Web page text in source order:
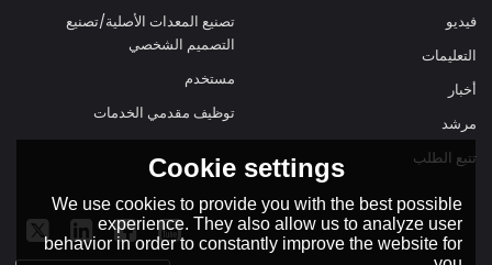
فيديو
التعليمات
أخبار
مرشد
تتبع الطلب
تصنيع المعدات الأصلية/تصنيع
التصميم الشخصي
مستخدم
توظيف مقدمي الخدمات
Cookie settings
We use cookies to provide you with the best possible
experience. They also allow us to analyze user
behavior in order to constantly improve the website for